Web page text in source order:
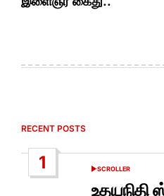
RECENT POSTS
1
POSTED
SCROLLER
உதயநிதி